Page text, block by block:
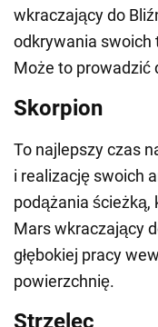
wkraczający do
odkrywania swoich
Może to prowadzić
Skorpion
To najlepszy czas
i realizację swoich
podążania
Mars wkraczający
głębokiej pracy
powierzchnię.